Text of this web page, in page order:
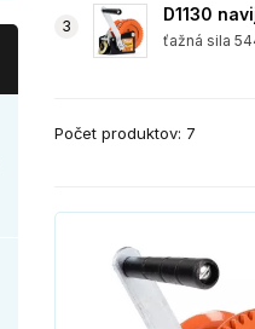
D1130
ťažná sila
Počet produktov: 7